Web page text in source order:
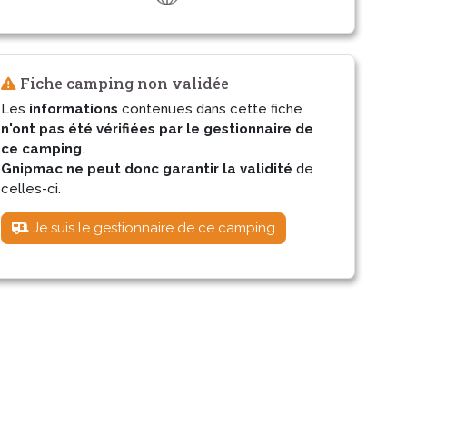
Fiche camping non validée
Les informations contenues dans cette fiche
n'ont pas été vérifiées par le gestionnaire de
ce camping.
Gnipmac ne peut donc garantir la validité de
celles-ci.
Je suis le gestionnaire de ce camping